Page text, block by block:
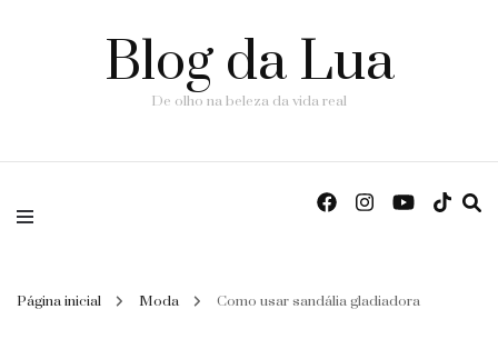
Blog da Lua
De olho na beleza da vida real
Página inicial Moda Como usar sandália gladiadora